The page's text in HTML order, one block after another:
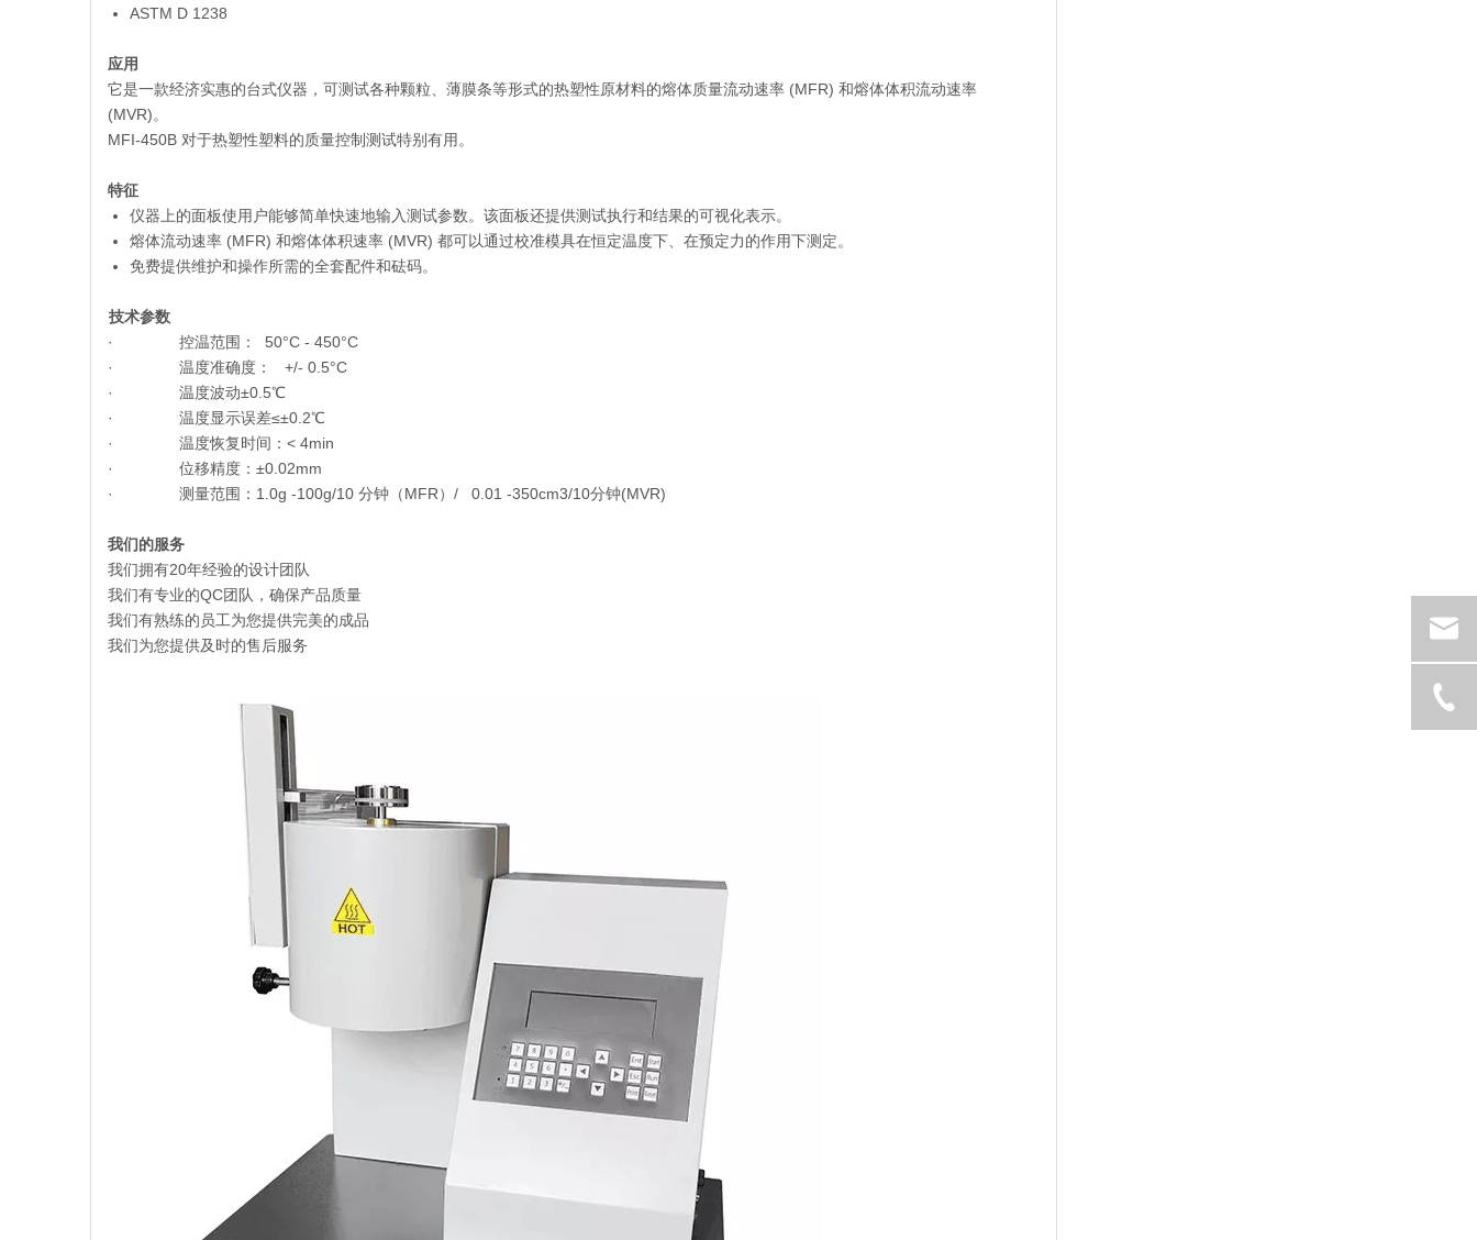
ASTM D 1238
应用
它是一款经济实惠的台式仪器，可测试各种颗粒、薄膜条等形式的热塑性原材料的熔体质量流动速率 (MFR) 和熔体体积流动速率
(MVR)。
MFI-450B 对于热塑性塑料的质量控制测试特别有用。
特征
仪器上的面板使用户能够简单快速地输入测试参数。该面板还提供测试执行和结果的可视化表示。
熔体流动速率 (MFR) 和熔体体积速率 (MVR) 都可以通过校准模具在恒定温度下、在预定力的作用下测定。
免费提供维护和操作所需的全套配件和砝码。
技术参数
· 控温范围： 50°C - 450°C
· 温度准确度： +/- 0.5°C
· 温度波动±0.5℃
· 温度显示误差≤±0.2℃
· 温度恢复时间：< 4min
· 位移精度：±0.02mm
· 测量范围：1.0g -100g/10 分钟（MFR）/ 0.01 -350cm3/10分钟(MVR)
我们的服务
我们拥有20年经验的设计团队
我们有专业的QC团队，确保产品质量
我们有熟练的员工为您提供完美的成品
我们为您提供及时的售后服务